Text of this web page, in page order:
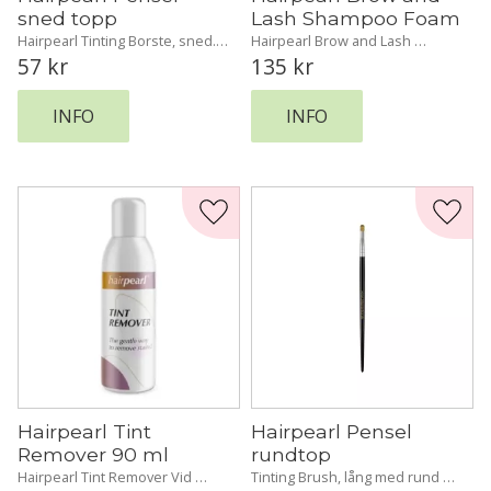
sned topp
Hairpearl Tinting Borste, sned.
Färgpensel, lång med lutande
spets (perfekt för ögonbrynen!)
57 kr
INFO
Lash Shampoo Foam
Hairpearl Brow and Lash
Schampoo Foam. Rengör och
fräschar upp dina bryn och
fransar.
135 kr
INFO
Hairpearl Tint
Remover 90 ml
Hairpearl Tint Remover Vid
Lägg till i favoriter
Hairpearl Pensel
rundtop
Tinting Brush, lång med rund